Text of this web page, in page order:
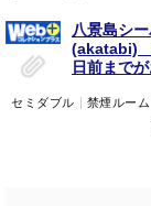
八景島シ
(akatabi)
日前まで
セミダブル 禁煙ルーム